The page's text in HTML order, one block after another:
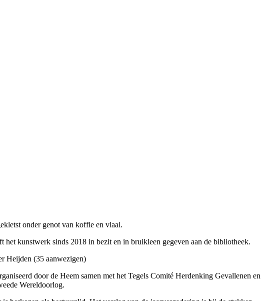
onder genot van koffie en vlaai.
kunstwerk sinds 2018 in bezit en in bruikleen gegeven aan de bibliotheek.
Heijden (35 aanwezigen)
door de Heem samen met het Tegels Comité Herdenking Gevallenen en
Wereldoorlog.